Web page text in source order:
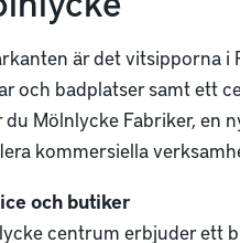
är det vitsipporna i
och badplatser samt ett
Mölnlycke Fabriker, en
kommersiella
och butiker
centrum erbjuder ett